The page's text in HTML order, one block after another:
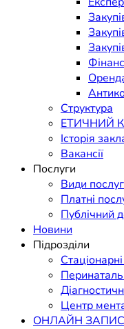
Структура
ЕТИЧНИЙ
Історія
Вакансії
Послуги
Види послуг
Платні
Публічний
Новини
Підрозділи
Центр
ОНЛАЙН ЗАПИС